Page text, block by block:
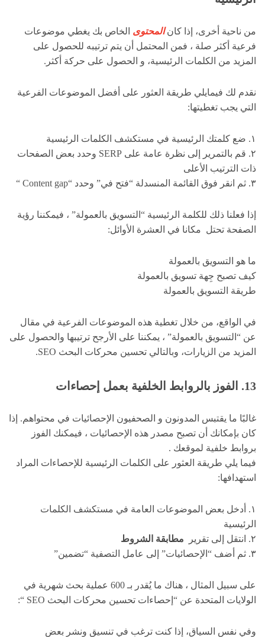
من ناحية أخرى، إذا كانالمحتوى الخاص بك يغطي موضوعات
فرعية أكثر صلة ، فمن المحتمل أن يتم ترتيبه للحصول على
المزيد من الكلمات الرئيسية، و الحصول على حركة أكثر.
نقدم لك فيمايلي طريقة العثور على أفضل الموضوعات الفرعية
التي يجب تغطيتها:
١. ضع كلمتك الرئيسية في مستكشف الكلمات الرئيسية
٢. قم بالتمرير إلى نظرة عامة على SERP وحدد بعض الصفحات
ذات الترتيب الأعلى
٣. ثم انقر فوق القائمة المنسدلة “فتح في” وحدد “Content gap “
إذا فعلنا ذلك للكلمة الرئيسية “التسويق بالعمولة” ، فيمكننا رؤية
الصفحة تحتل مكانا في العشرة الأوائل:
ما هو التسويق بالعمولة
كيف تصبح جِهة تسويق بالعمولة
طريقة التسويق بالعمولة
في الواقع، من خلال تغطية هذه الموضوعات الفرعية في مقال
عن “التسويق بالعمولة” ، يمكننا على الأرجح ترتيبها والحصول على
المزيد من الزيارات، وبالتالي تحسين محركات البحث SEO.
13. الفوز بالروابط الخلفية بعمل إحصاءات
غالبًا ما يقتبس المدونون و الصحفيون الإحصائيات في محتواهم. إذا
كان بإمكانك أن تصبح مصدر هذه الإحصائيات ، فيمكنك الفوز
بروابط خلفية لموقعك .
فيما يلي طريقة العثور على الكلمات الرئيسية للإحصاءات المراد
استهدافها:
١. أدخل بعض الموضوعات العامة في مستكشف الكلمات
الرئيسية
٢. انتقل إلى تقرير
مطابقة الشروط
٣. ثم أضف “الإحصائيات” إلى عامل التصفية “تضمين”
على سبيل المثال ، هناك ما يُقدر بـ 600 عملية بحث شهرية في
الولايات المتحدة عن “إحصاءات تحسين محركات البحث SEO “:
وفي نفس السياق، إذا كنت ترغب في تنسيق ونشر بعض